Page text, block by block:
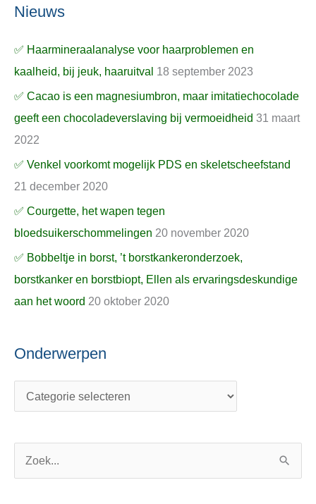
Nieuws
✅ Haarmineraalanalyse voor haarproblemen en
kaalheid, bij jeuk, haaruitval 18 september 2023
✅ Cacao is een magnesiumbron, maar imitatiechocolade
geeft een chocoladeverslaving bij vermoeidheid 31 maart
2022
✅ Venkel voorkomt mogelijk PDS en skeletscheefstand
21 december 2020
✅ Courgette, het wapen tegen
bloedsuikerschommelingen 20 november 2020
✅ Bobbeltje in borst, ’t borstkankeronderzoek,
borstkanker en borstbiopt, Ellen als ervaringsdeskundige
aan het woord 20 oktober 2020
Onderwerpen